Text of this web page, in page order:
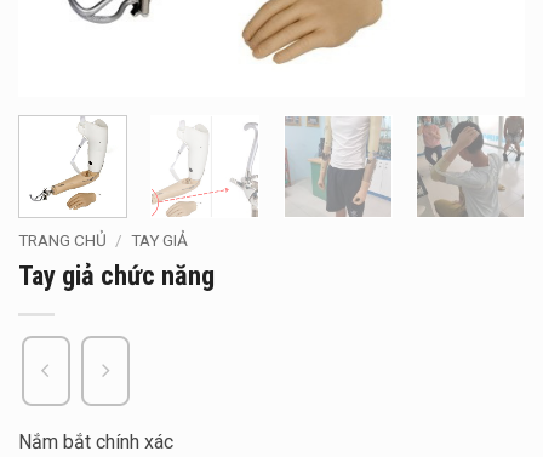
TRANG CHỦ / TAY GIẢ
Tay giả chức năng
Nắm bắt chính xác